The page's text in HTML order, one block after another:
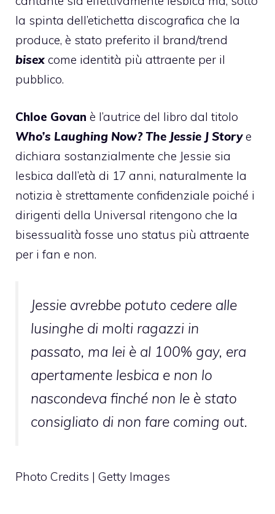
la spinta dell’etichetta discografica che la
produce, è stato preferito il brand/trend
bisex come identità più attraente per il
pubblico.
Chloe Govan è l’autrice del libro dal titolo
Who’s Laughing Now? The Jessie J Storye
dichiara sostanzialmente che Jessie sia
lesbica dall’età di 17 anni, naturalmente la
notizia è strettamente confidenziale poiché i
dirigenti della Universal ritengono che la
bisessualità fosse uno status più attraente
per i fan e non.
Jessie avrebbe potuto cedere alle
lusinghe di molti ragazzi in
passato, ma lei è al 100% gay, era
apertamente lesbica e non lo
nascondeva finché non le è stato
consigliato di non fare coming out.
Photo Credits | Getty Images